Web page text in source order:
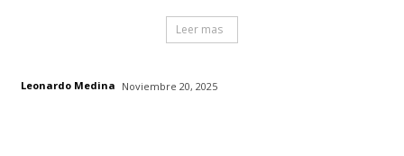
Leer mas
Leonardo Medina Noviembre 20, 2025